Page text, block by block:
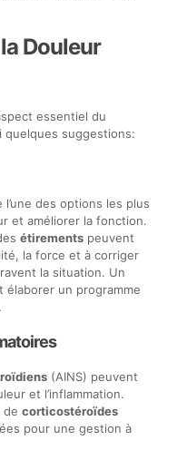
Douleur
essentiel du
quelques suggestions:
des options les plus
et améliorer la fonction.
étirementspeuvent
la force et à corriger
la situation. Un
élaborer un programme
(AINS) peuvent
et l’inflammation.
de corticostéroïdes
pour une gestion à